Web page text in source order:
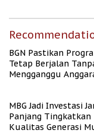
BGN Pastikan
Tetap Berjalan
Mengganggu
MBG Jadi Investasi
Panjang Tingkatkan
Kualitas Generasi